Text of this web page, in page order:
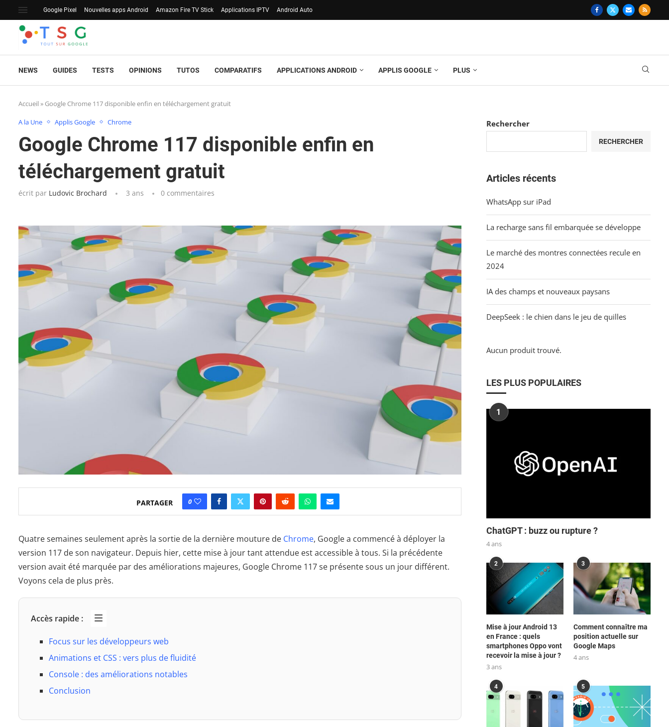
Google Pixel Nouvelles apps Android Amazon Fire TV Stick Applications IPTV Android Auto
NEWS GUIDES TESTS OPINIONS TUTOS COMPARATIFS APPLICATIONS ANDROID APPLIS GOOGLE PLUS
Accueil » Google Chrome 117 disponible enfin en téléchargement gratuit
A la Une Applis Google Chrome
Google Chrome 117 disponible enfin en
téléchargement gratuit
écrit par Ludovic Brochard 3 ans 0 commentaires
PARTAGER 0
Quatre semaines seulement après la sortie de la dernière mouture de Chrome, Google a commencé à déployer la
version 117 de son navigateur. Depuis hier, cette mise à jour tant attendue est accessible à tous. Si la précédente
version avait été marquée par des améliorations majeures, Google Chrome 117 se présente sous un jour différent.
Voyons cela de plus près.
Accès rapide :
Focus sur les développeurs web
Animations et CSS : vers plus de fluidité
Console : des améliorations notables
Conclusion
Rechercher
RECHERCHER
Articles récents
WhatsApp sur iPad
La recharge sans fil embarquée se développe
Le marché des montres connectées recule en
2024
IA des champs et nouveaux paysans
DeepSeek : le chien dans le jeu de quilles
Aucun produit trouvé.
LES PLUS POPULAIRES
1
ChatGPT : buzz ou rupture ?
4 ans
2
Mise à jour Android 13
en France : quels
smartphones Oppo vont
recevoir la mise à jour ?
3 ans
3
Comment connaître ma
position actuelle sur
Google Maps
4 ans
4 5